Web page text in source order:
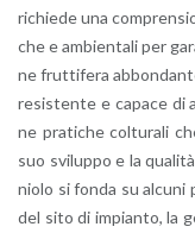
ri­chie­de una
che e am­bien­ta­li per
ne frut­ti­fe­ra
re­si­sten­te e ca­pa­ce di
ne pra­ti­che col­tu­ra­li
suo svi­lup­po e la
nio­lo si fonda su al­cu­ni
del sito di im­pian­to, la